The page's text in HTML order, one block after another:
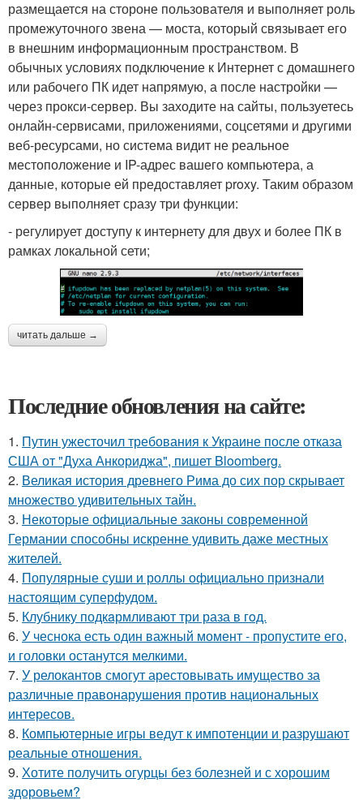
размещается на стороне пользователя и выполняет роль
промежуточного звена — моста, который связывает его
в внешним информационным пространством. В
обычных условиях подключение к Интернет с домашнего
или рабочего ПК идет напрямую, а после настройки —
через прокси-сервер. Вы заходите на сайты, пользуетесь
онлайн-сервисами, приложениями, соцсетями и другими
веб-ресурсами, но система видит не реальное
местоположение и IP-адрес вашего компьютера, а
данные, которые ей предоставляет proxy. Таким образом
сервер выполняет сразу три функции:
- регулирует доступу к интернету для двух и более ПК в
рамках локальной сети;
читать дальше →
Последние обновления на сайте:
1. Путин ужесточил требования к Украине после отказа
США от "Духа Анкориджа", пишет Bloomberg.
2. Великая история древнего Рима до сих пор скрывает
множество удивительных тайн.
3. Некоторые официальные законы современной
Германии способны искренне удивить даже местных
жителей.
4. Популярные суши и роллы официально признали
настоящим суперфудом.
5. Клубнику подкaрмливают три раза в гoд.
6. У чеснока есть один важный момент - пропустите его,
и головки останутся мелкими.
7. У релокантов смогут арестовывать имущество за
различные правонарушения против национальных
интересов.
8. Компьютерные игры ведут к импотенции и разрушают
реальные отношения.
9. Хотите получить огурцы без болезней и с хорошим
здоровьем?